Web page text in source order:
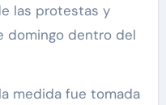
las protestas y
domingo dentro del
medida fue tomada